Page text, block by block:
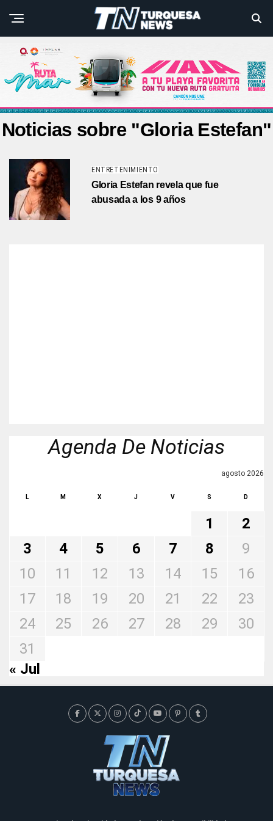
Noticias sobre "Gloria Estefan"
ENTRETENIMIENTO
Gloria Estefan revela que fue
abusada a los 9 años
Agenda De Noticias
agosto 2026
L M X J V S D
1
2
3
4 5 6 7 8
9
10
11 12 13 14 15
16
17
18 19 20 21 22
23
24
25 26 27 28 29
30
31
« Jul